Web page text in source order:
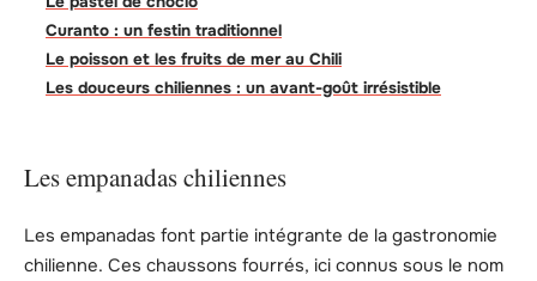
Curanto : un festin traditionnel
Le poisson et les fruits de mer au Chili
Les douceurs chiliennes : un avant-goût irrésistible
Les empanadas chiliennes
Les empanadas font partie intégrante de la gastronomie
chilienne. Ces chaussons fourrés, ici connus sous le nom